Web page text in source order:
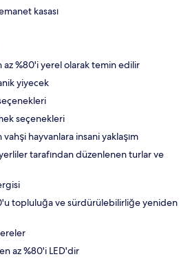
kasası
az %80'i yerel olarak temin edilir
yiyecek
seçenekleri
hayvanlara insani yaklaşım
tarafından düzenlenen turlar ve
topluluğa ve sürdürülebilirliğe yeniden
az %80'i LED'dir